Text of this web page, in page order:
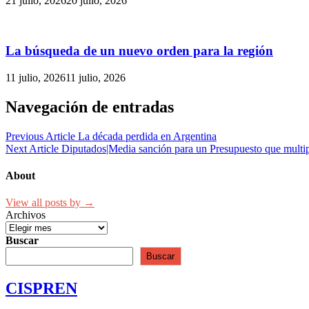
La búsqueda de un nuevo orden para la región
11 julio, 202611 julio, 2026
Navegación de entradas
Previous Article La década perdida en Argentina
Next Article Diputados|Media sanción para un Presupuesto que
About
View all posts by →
Archivos
Buscar
Buscar
CISPREN